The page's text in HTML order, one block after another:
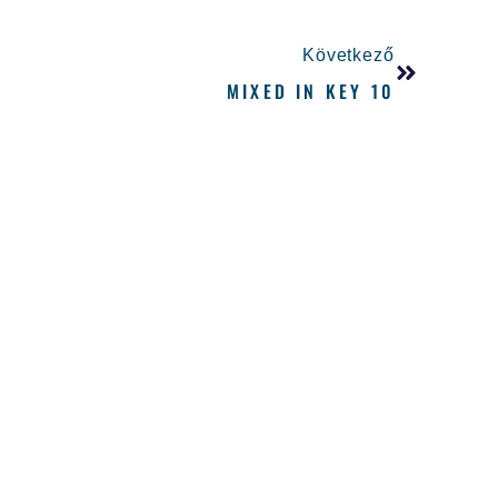
Következő
MIXED IN KEY 10